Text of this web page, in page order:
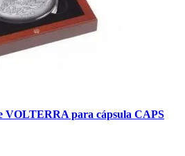
para cápsula CAPS